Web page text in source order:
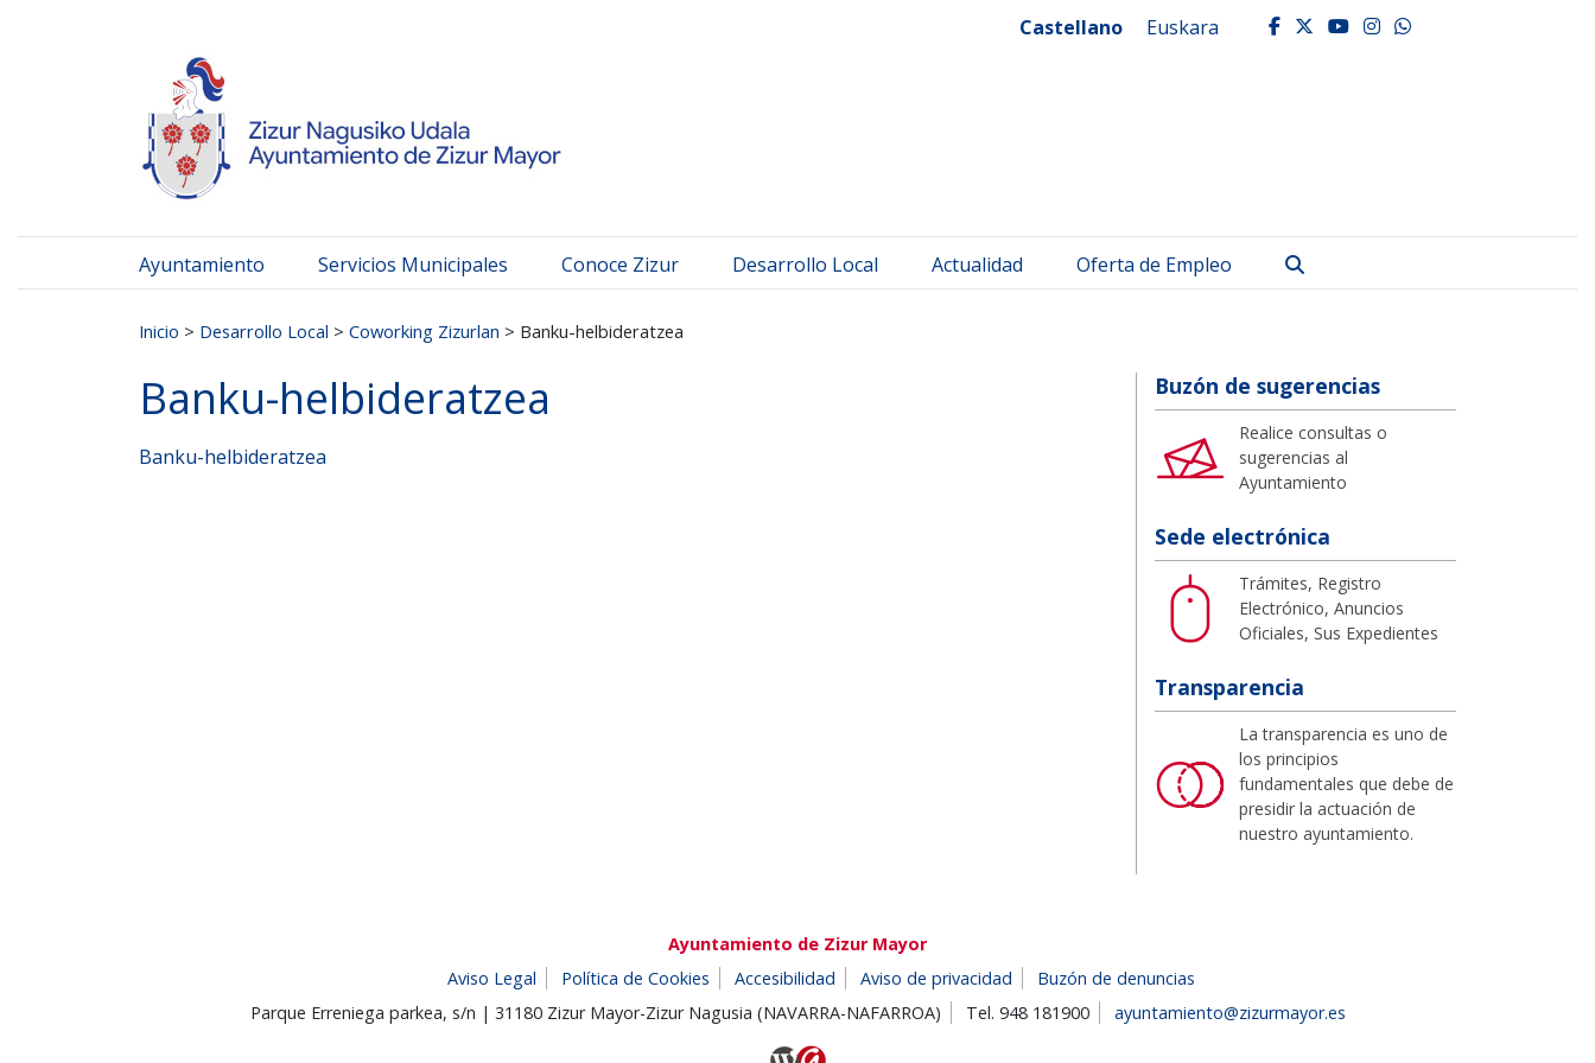
Castellano Euskara facebook
twitter
youtube
instagram
whatsapp
Ayuntamiento Servicios Municipales Conoce Zizur Desarrollo Local Actualidad Oferta de Empleo
Inicio > Desarrollo Local > Coworking Zizurlan > Banku-helbideratzea
Banku-helbideratzea
Banku-helbideratzea
Buzón de sugerencias
Realice consultas o
sugerencias al
Ayuntamiento
Sede electrónica
Trámites, Registro
Electrónico, Anuncios
Oficiales, Sus Expedientes
Transparencia
La transparencia es uno de
los principios
fundamentales que debe de
presidir la actuación de
nuestro ayuntamiento.
Ayuntamiento de Zizur Mayor
Aviso Legal
Política de Cookies Accesibilidad Aviso de privacidad
Buzón de denuncias
Parque Erreniega parkea, s/n | 31180 Zizur Mayor-Zizur Nagusia (NAVARRA-NAFARROA)
Tel. 948 181900 ayuntamiento@zizurmayor.es